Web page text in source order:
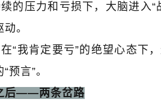
的压力和亏损下，大脑进入“
。
“我肯定要亏”的绝望心态下
“预言”。
后——两条岔路